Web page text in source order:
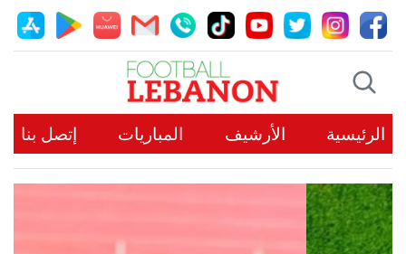
الرئيسية الأرشيف المباريات إتصل بنا